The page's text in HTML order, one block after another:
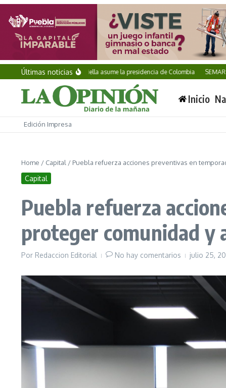
Saltar al contenido
Últimas noticias
Abelardo de la Espriella asume la presidencia de Colombia SEMAR
Inicio
Edición Impresa
Home / Capital / Puebla refuerza acciones preventivas en
Capital
Puebla refuerza
proteger comunidad y
Por Redaccion Editorial No hay comentarios julio 25,